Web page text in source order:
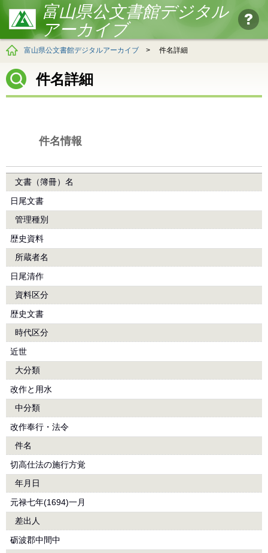
富山県公文書館デジタル
アーカイブ
富山県公文書館デジタルアーカイブ > 件名詳細
件名詳細
件名情報
文書（簿冊）名
日尾文書
管理種別
歴史資料
所蔵者名
日尾清作
資料区分
歴史文書
時代区分
近世
大分類
改作と用水
中分類
改作奉行・法令
件名
切高仕法の施行方覚
年月日
元禄七年(1694)一月
差出人
砺波郡中間中